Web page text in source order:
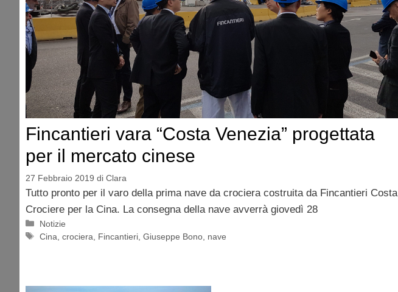
Fincantieri vara “Costa Venezia” progettata
per il mercato cinese
27 Febbraio 2019 di Clara
Tutto pronto per il varo della prima nave da crociera costruita da Fincantieri Costa
Crociere per la Cina. La consegna della nave avverrà giovedì 28
Categorie
Notizie
Tag
Cina ,crociera Fincantieri ,Giuseppe Bono nave